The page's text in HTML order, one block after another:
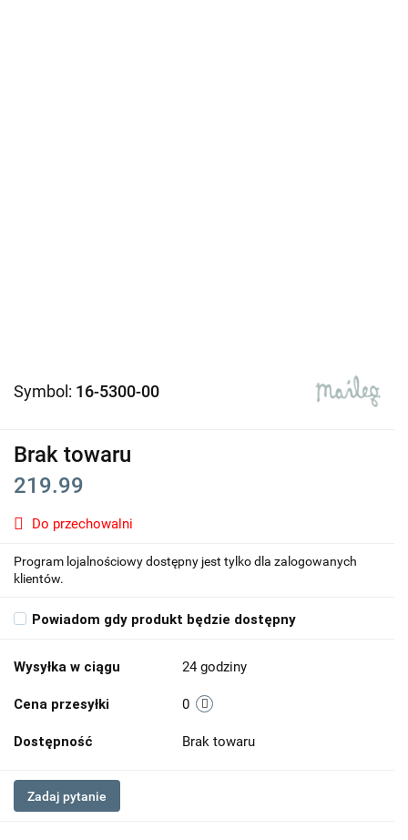
Symbol: 16-5300-00
Brak towaru
219.99
Do przechowalni
Program lojalnościowy dostępny jest tylko dla zalogowanych
klientów.
Powiadom gdy produkt będzie dostępny
Wysyłka w ciągu 24 godziny
Cena przesyłki 0
Dostępność Brak towaru
Zadaj pytanie